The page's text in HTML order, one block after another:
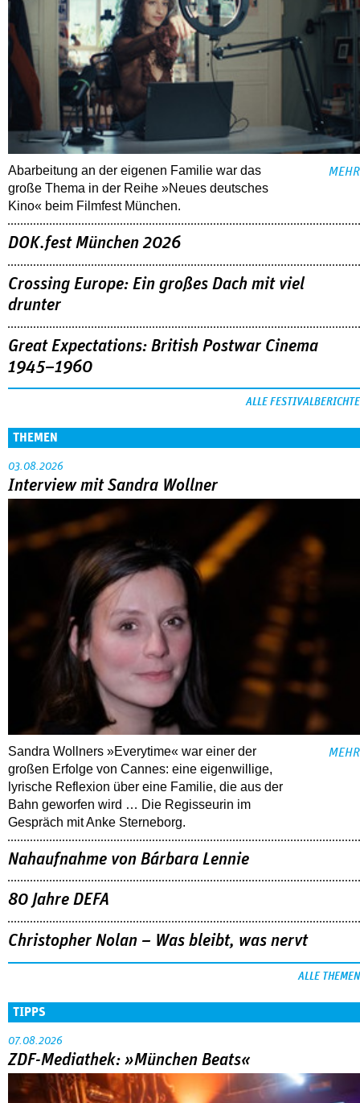
Abarbeitung an der eigenen Familie war das
große Thema in der Reihe »Neues deutsches
Kino« beim Filmfest München.
MEHR
DOK.fest München 2026
Crossing Europe: Ein großes Dach mit viel
drunter
Great Expectations: British Postwar Cinema
1945–1960
ALLE FESTIVALBERICHTE
THEMEN
03.08.2026
Interview mit Sandra Wollner
Sandra Wollners »Everytime« war einer der
großen Erfolge von Cannes: eine eigenwillige,
lyrische Reflexion über eine ­Familie, die aus der
Bahn geworfen wird … Die Regisseurin im
Gespräch mit Anke Sterneborg.
MEHR
Nahaufnahme von Bárbara Lennie
80 Jahre DEFA
Christopher Nolan – Was bleibt, was nervt
ALLE THEMEN
TIPPS
07.08.2026
ZDF-Mediathek: »München Beats«